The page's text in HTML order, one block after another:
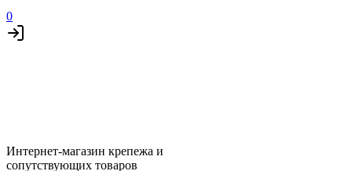
0
Интернет-магазин крепежа и
сопутствующих товаров